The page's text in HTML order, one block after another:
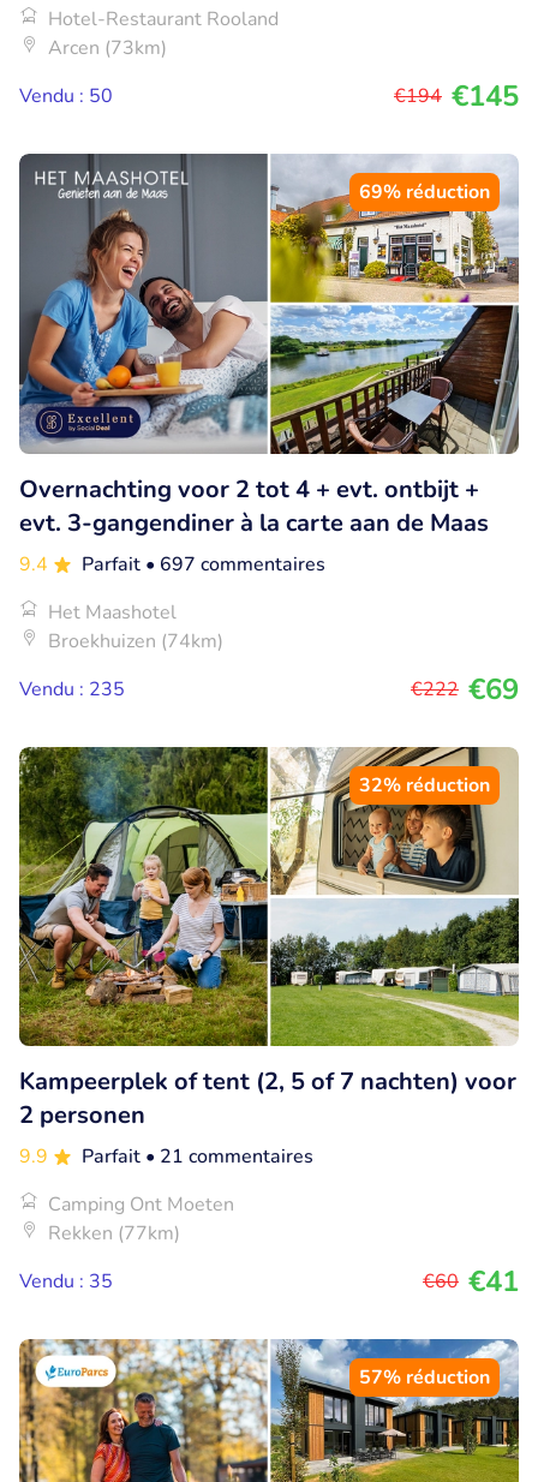
Hotel-Restaurant Rooland
Arcen (73km)
Vendu : 50
€194 €145
69% réduction
Overnachting voor 2 tot 4 + evt. ontbijt +
evt. 3-gangendiner à la carte aan de Maas
9.4 Parfait • 697 commentaires
Het Maashotel
Broekhuizen (74km)
Vendu : 235
€222 €69
32% réduction
Kampeerplek of tent (2, 5 of 7 nachten) voor
2 personen
9.9 Parfait • 21 commentaires
Camping Ont Moeten
Rekken (77km)
Vendu : 35
€60 €41
57% réduction